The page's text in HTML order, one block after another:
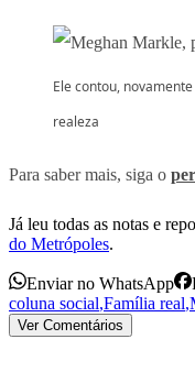
Ele contou,
realeza
Para saber mais, siga o
Já leu todas as notas e
do Metrópoles.
Enviar no WhatsApp
coluna social,Família real,
Ver Comentários